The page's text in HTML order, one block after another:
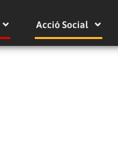
Acció Social